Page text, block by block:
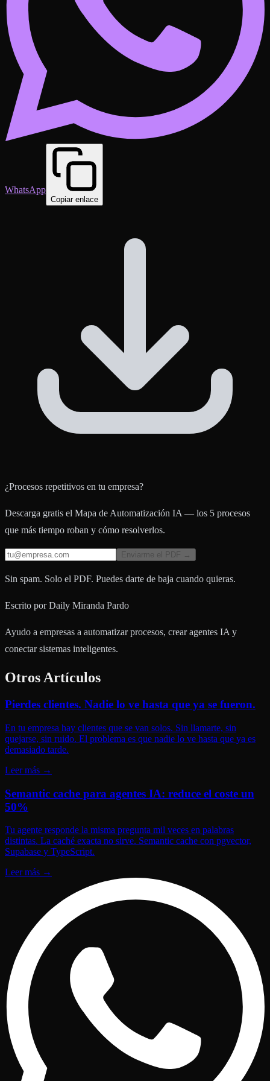
WhatsApp
Copiar enlace
¿Procesos repetitivos en tu empresa?
Descarga gratis el Mapa de Automatización IA — los 5 procesos
que más tiempo roban y cómo resolverlos.
Enviarme el PDF →
Sin spam. Solo el PDF. Puedes darte de baja cuando quieras.
Escrito por Daily Miranda Pardo
Ayudo a empresas a automatizar procesos, crear agentes IA y
conectar sistemas inteligentes.
Otros Artículos
Pierdes clientes. Nadie lo ve hasta que ya se fueron.
En tu empresa hay clientes que se van solos. Sin llamarte, sin
quejarse, sin ruido. El problema es que nadie lo ve hasta que ya es
demasiado tarde.
Leer más →
Semantic cache para agentes IA: reduce el coste un
50%
Tu agente responde la misma pregunta mil veces en palabras
distintas. La caché exacta no sirve. Semantic cache con pgvector,
Supabase y TypeScript.
Leer más →